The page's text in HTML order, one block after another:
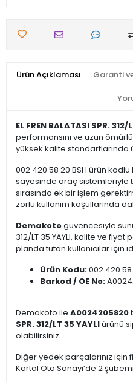
Ürün Açıklaması Garanti
EL FREN BALATASI SPR. 312/
performansını ve uzun
yüksek kalite standartlarında
002 420 58 20 BSH ürün
sayesinde araç sistemleriyle
sırasında ek bir işlem
zorlu kullanım koşullarında
Demakotogüvencesiyle
312/LT 35 YAYLI, kalite ve
planda tutan kullanıcılar için
Ürün Kodu:002 420 58
Barkod / OE No:
Demakoto ile A0024205820
SPR. 312/LT 35 YAYLIürünü
olabilirsiniz.
Diğer yedek parçalarınız için
Kartal Oto Sanayi’de 2